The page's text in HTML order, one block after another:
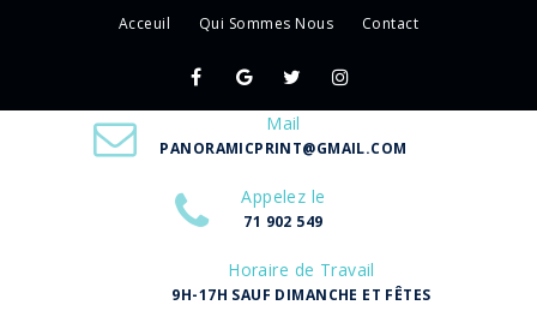
Acceuil Qui Sommes Nous Contact
Mail
PANORAMICPRINT@GMAIL.COM
Appelez le
71 902 549
Horaire de Travail
9H-17H SAUF DIMANCHE ET FÊTES